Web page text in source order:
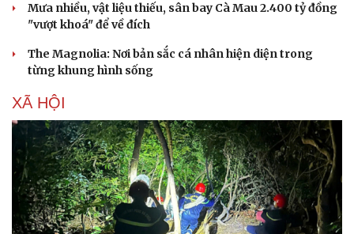
Mưa nhiều, vật liệu thiếu, sân bay Cà Mau 2.400 tỷ đồng
"vượt khoá" để về đích
The Magnolia: Nơi bản sắc cá nhân hiện diện trong
từng khung hình sống
XÃ HỘI